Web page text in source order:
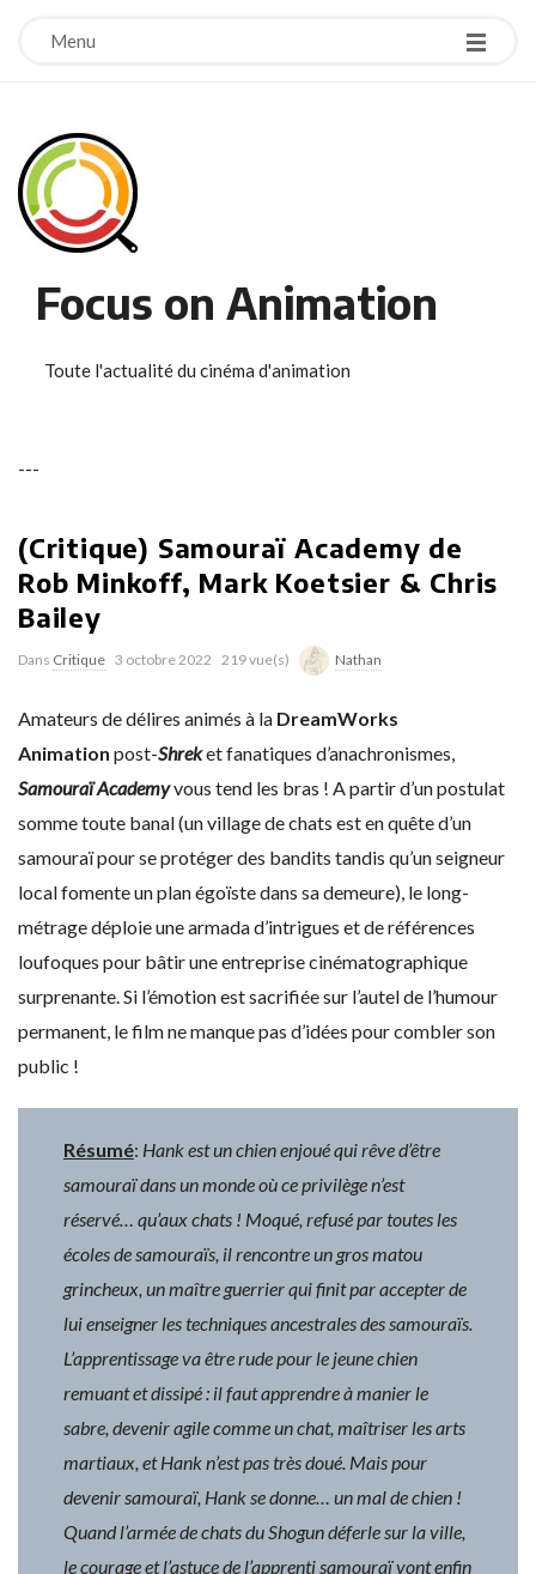
Menu
Focus on Animation
Toute l'actualité du cinéma d'animation
---
(Critique) Samouraï Academy de
Rob Minkoff, Mark Koetsier & Chris
Bailey
Dans Critique 3 octobre 2022 219 vue(s) Nathan
Amateurs de délires animés à la DreamWorks
Animation post-Shreket fanatiques d’anachronismes,
Samouraï Academyvous tend les bras ! A partir d’un postulat
somme toute banal (un village de chats est en quête d’un
samouraï pour se protéger des bandits tandis qu’un seigneur
local fomente un plan égoïste dans sa demeure), le long-
métrage déploie une armada d’intrigues et de références
loufoques pour bâtir une entreprise cinématographique
surprenante. Si l’émotion est sacrifiée sur l’autel de l’humour
permanent, le film ne manque pas d’idées pour combler son
public !
Résumé: Hank est un chien enjoué qui rêve d’être
samouraï dans un monde où ce privilège n’est
réservé… qu’aux chats ! Moqué, refusé par toutes les
écoles de samouraïs, il rencontre un gros matou
grincheux, un maître guerrier qui finit par accepter de
lui enseigner les techniques ancestrales des samouraïs.
L’apprentissage va être rude pour le jeune chien
remuant et dissipé : il faut apprendre à manier le
sabre, devenir agile comme un chat, maîtriser les arts
martiaux, et Hank n’est pas très doué. Mais pour
devenir samouraï, Hank se donne… un mal de chien !
Quand l’armée de chats du Shogun déferle sur la ville,
le courage et l’astuce de l’apprenti samouraï vont enfin